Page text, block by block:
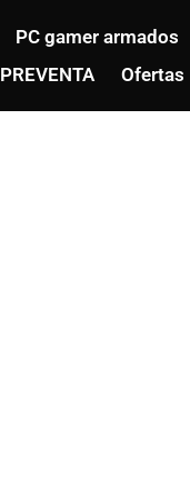
PC gamer armados
PREVENTA Ofertas